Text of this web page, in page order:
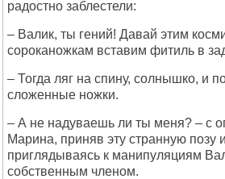
радостно заблестели:
– Валик, ты гений! Давай этим
сороканожкам вставим фитиль в
– Тогда ляг на спину, солнышко, и
сложенные ножки.
– А не надуваешь ли ты меня? – с
Марина, приняв эту странную позу
приглядываясь к манипуляциям
собственным членом.